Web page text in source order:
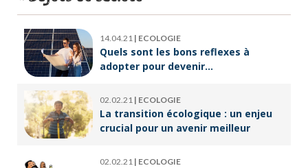
14.04.21 | ECOLOGIE
Quels sont les bons reflexes à
adopter pour devenir
02.02.21 | ECOLOGIE
La transition écologique : un enjeu
crucial pour un avenir meilleur
02.02.21 | ECOLOGIE